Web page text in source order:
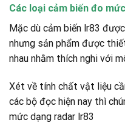
Các loại cảm biến đo
Mặc dù cảm biến lr83
nhưng sản phẩm được
nhau nhằm thích nghi với
Xét về tính chất vật liệu
các bộ đọc hiện nay thì
mức dạng radar lr83